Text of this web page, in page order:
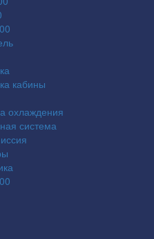
кабины
охлаждения
система